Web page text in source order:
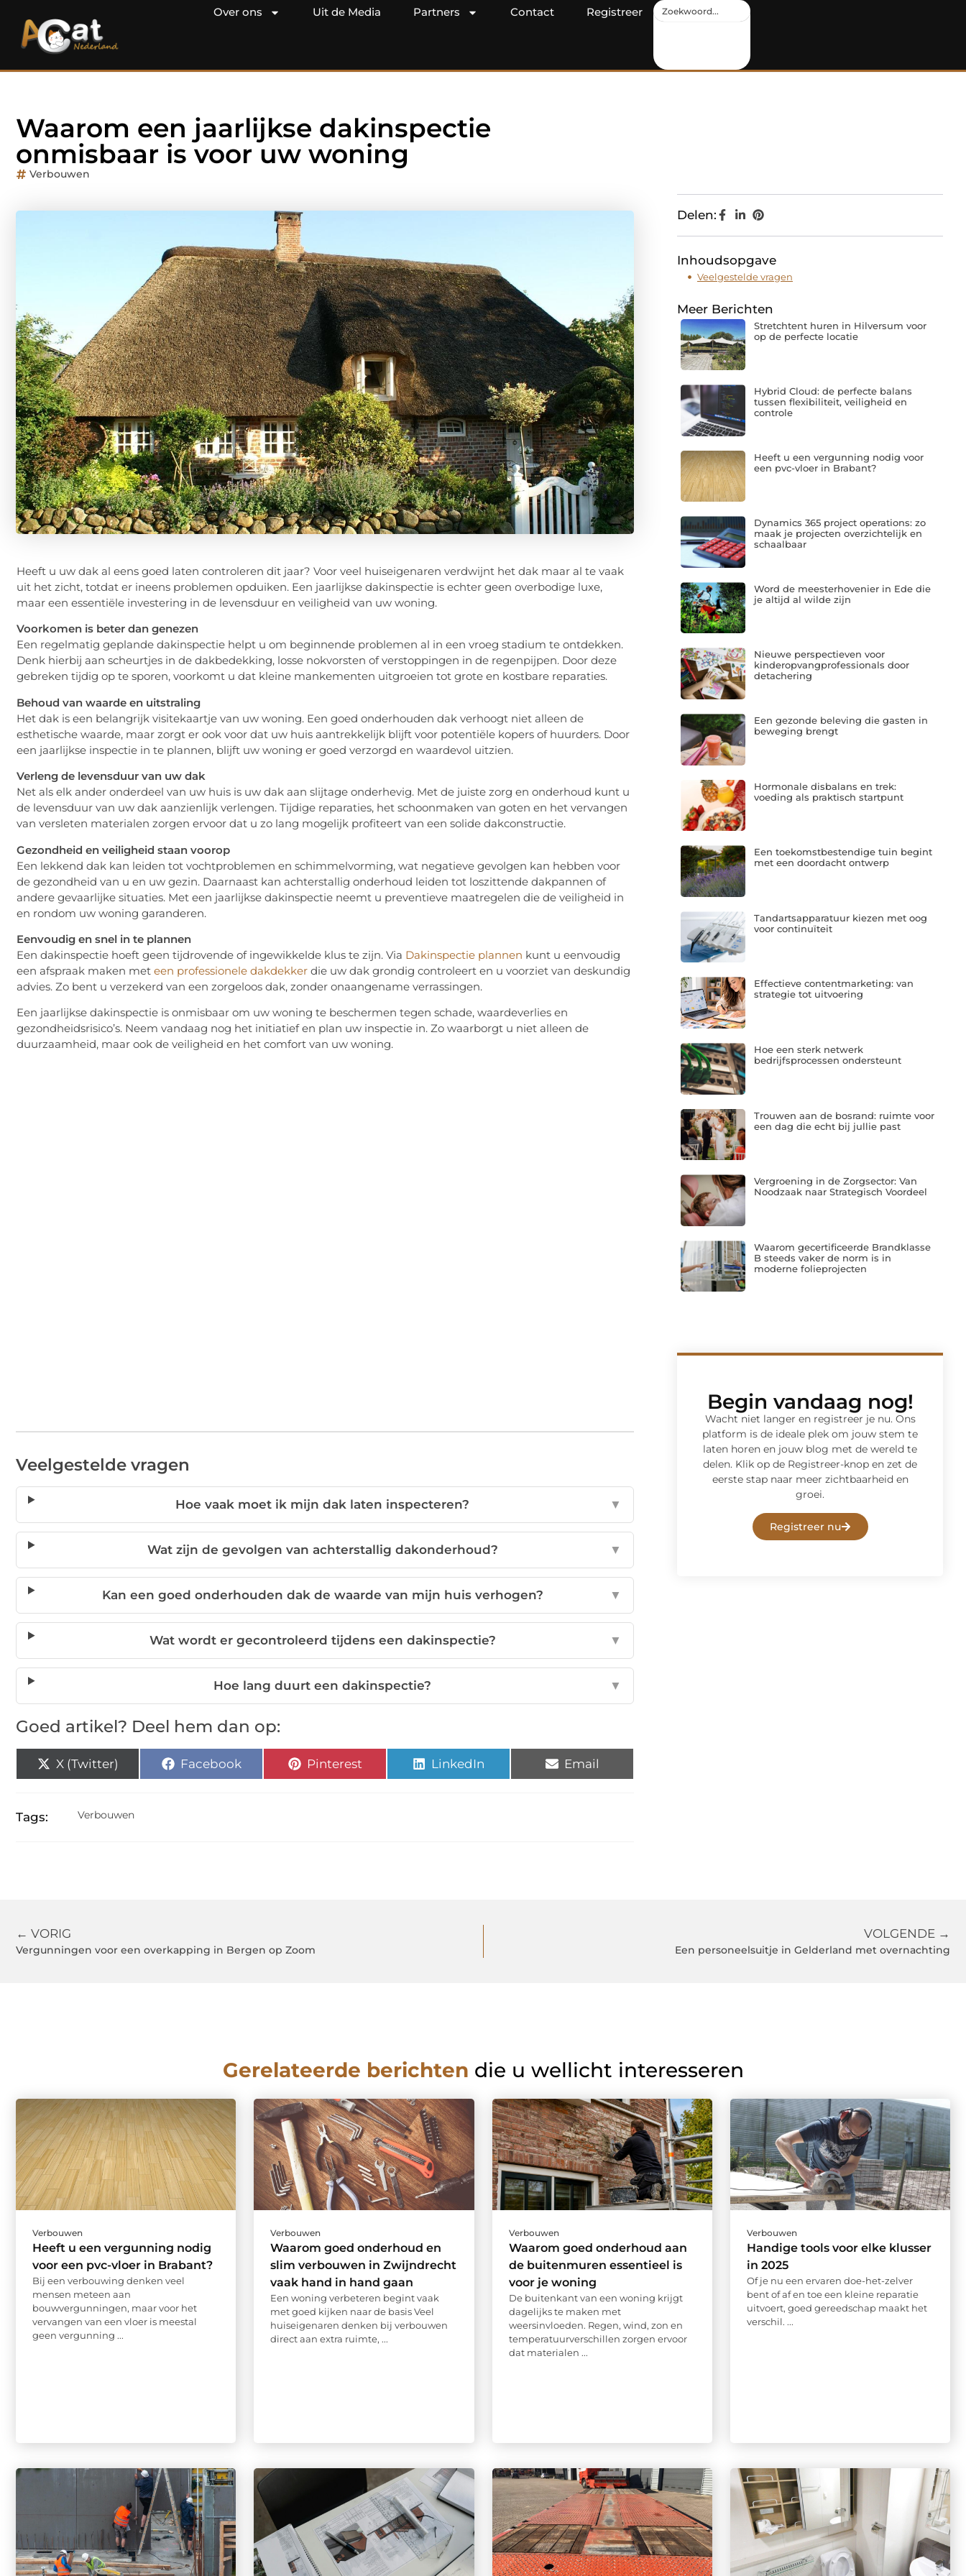
Over ons Uit de Media Partners Contact Registreer
Waarom een jaarlijkse dakinspectie
onmisbaar is voor uw woning
Verbouwen
Heeft u uw dak al eens goed laten controleren dit jaar? Voor veel huiseigenaren verdwijnt het dak maar al te vaak
uit het zicht, totdat er ineens problemen opduiken. Een jaarlijkse dakinspectie is echter geen overbodige luxe,
maar een essentiële investering in de levensduur en veiligheid van uw woning.
Voorkomen is beter dan genezen
Een regelmatig geplande dakinspectie helpt u om beginnende problemen al in een vroeg stadium te ontdekken.
Denk hierbij aan scheurtjes in de dakbedekking, losse nokvorsten of verstoppingen in de regenpijpen. Door deze
gebreken tijdig op te sporen, voorkomt u dat kleine mankementen uitgroeien tot grote en kostbare reparaties.
Behoud van waarde en uitstraling
Het dak is een belangrijk visitekaartje van uw woning. Een goed onderhouden dak verhoogt niet alleen de
esthetische waarde, maar zorgt er ook voor dat uw huis aantrekkelijk blijft voor potentiële kopers of huurders. Door
een jaarlijkse inspectie in te plannen, blijft uw woning er goed verzorgd en waardevol uitzien.
Verleng de levensduur van uw dak
Net als elk ander onderdeel van uw huis is uw dak aan slijtage onderhevig. Met de juiste zorg en onderhoud kunt u
de levensduur van uw dak aanzienlijk verlengen. Tijdige reparaties, het schoonmaken van goten en het vervangen
van versleten materialen zorgen ervoor dat u zo lang mogelijk profiteert van een solide dakconstructie.
Gezondheid en veiligheid staan voorop
Een lekkend dak kan leiden tot vochtproblemen en schimmelvorming, wat negatieve gevolgen kan hebben voor
de gezondheid van u en uw gezin. Daarnaast kan achterstallig onderhoud leiden tot loszittende dakpannen of
andere gevaarlijke situaties. Met een jaarlijkse dakinspectie neemt u preventieve maatregelen die de veiligheid in
en rondom uw woning garanderen.
Eenvoudig en snel in te plannen
Een dakinspectie hoeft geen tijdrovende of ingewikkelde klus te zijn. Via Dakinspectie plannen kunt u eenvoudig
een afspraak maken met een professionele dakdekker die uw dak grondig controleert en u voorziet van deskundig
advies. Zo bent u verzekerd van een zorgeloos dak, zonder onaangename verrassingen.
Een jaarlijkse dakinspectie is onmisbaar om uw woning te beschermen tegen schade, waardeverlies en
gezondheidsrisico’s. Neem vandaag nog het initiatief en plan uw inspectie in. Zo waarborgt u niet alleen de
duurzaamheid, maar ook de veiligheid en het comfort van uw woning.
Veelgestelde vragen
Hoe vaak moet ik mijn dak laten inspecteren? ▼
Wat zijn de gevolgen van achterstallig dakonderhoud? ▼
Kan een goed onderhouden dak de waarde van mijn huis verhogen? ▼
Wat wordt er gecontroleerd tijdens een dakinspectie? ▼
Hoe lang duurt een dakinspectie? ▼
Goed artikel? Deel hem dan op:
X (Twitter) Facebook Pinterest LinkedIn Email
Tags: Verbouwen
Delen:
Inhoudsopgave
Veelgestelde vragen
Meer Berichten
Stretchtent huren in Hilversum voor
op de perfecte locatie
Hybrid Cloud: de perfecte balans
tussen flexibiliteit, veiligheid en
controle
Heeft u een vergunning nodig voor
een pvc-vloer in Brabant?
Dynamics 365 project operations: zo
maak je projecten overzichtelijk en
schaalbaar
Word de meesterhovenier in Ede die
je altijd al wilde zijn
Nieuwe perspectieven voor
kinderopvangprofessionals door
detachering
Een gezonde beleving die gasten in
beweging brengt
Hormonale disbalans en trek:
voeding als praktisch startpunt
Een toekomstbestendige tuin begint
met een doordacht ontwerp
Tandartsapparatuur kiezen met oog
voor continuïteit
Effectieve contentmarketing: van
strategie tot uitvoering
Hoe een sterk netwerk
bedrijfsprocessen ondersteunt
Trouwen aan de bosrand: ruimte voor
een dag die echt bij jullie past
Vergroening in de Zorgsector: Van
Noodzaak naar Strategisch Voordeel
Waarom gecertificeerde Brandklasse
B steeds vaker de norm is in
moderne folieprojecten
Begin vandaag nog!
Wacht niet langer en registreer je nu. Ons
platform is de ideale plek om jouw stem te
laten horen en jouw blog met de wereld te
delen. Klik op de Registreer-knop en zet de
eerste stap naar meer zichtbaarheid en
groei.
Registreer nu
← VORIG
Vergunningen voor een overkapping in Bergen op Zoom
VOLGENDE →
Een personeelsuitje in Gelderland met overnachting
Gerelateerde berichten die u wellicht interesseren
Verbouwen
Heeft u een vergunning nodig
voor een pvc-vloer in Brabant?
Bij een verbouwing denken veel
mensen meteen aan
bouwvergunningen, maar voor het
vervangen van een vloer is meestal
geen vergunning ...
Verbouwen
Waarom goed onderhoud en
slim verbouwen in Zwijndrecht
vaak hand in hand gaan
Een woning verbeteren begint vaak
met goed kijken naar de basis Veel
huiseigenaren denken bij verbouwen
direct aan extra ruimte, ...
Verbouwen
Waarom goed onderhoud aan
de buitenmuren essentieel is
voor je woning
De buitenkant van een woning krijgt
dagelijks te maken met
weersinvloeden. Regen, wind, zon en
temperatuurverschillen zorgen ervoor
dat materialen ...
Verbouwen
Handige tools voor elke klusser
in 2025
Of je nu een ervaren doe-het-zelver
bent of af en toe een kleine reparatie
uitvoert, goed gereedschap maakt het
verschil. ...